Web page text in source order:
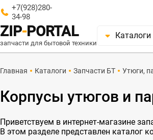
+7(928)280-
34-98
ZIP-PORTAL
запчасти для бытовой техники
Каталоги
Главная Каталоги Запчасти БТ Утюги,
Корпусы утюгов и
Приветствуем в интернет-магазине
В этом разделе представлен каталог